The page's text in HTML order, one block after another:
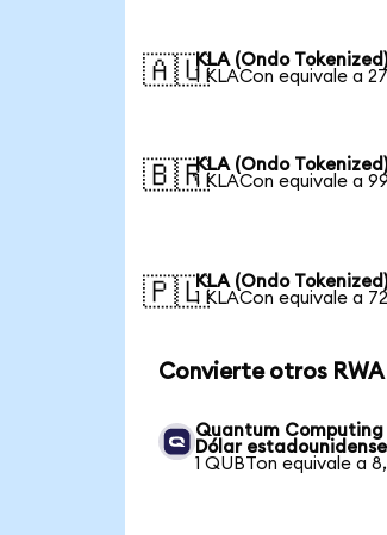
🇦🇺KLA (Ondo
1 KLACon equivale a
🇧🇷KLA (Ondo
1 KLACon equivale a
🇵🇱KLA (Ondo
1 KLACon equivale a
Convierte otros RWA
Quantum Computing
Dólar estadounidense
1 QUBTon equivale a